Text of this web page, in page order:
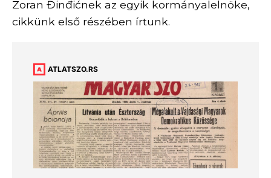
Zoran Đinđićnek az egyik kormányalelnöke,
cikkünk első részében írtunk.